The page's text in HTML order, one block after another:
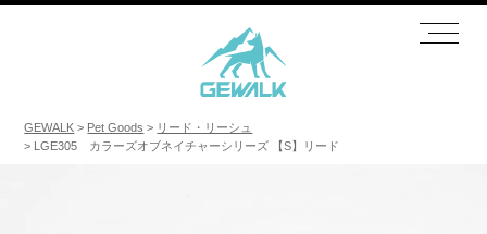
GEWALK Pet Goods
リード・リーシュ
LGE305 カラーズオブネイチャーシリーズ 【S】リード